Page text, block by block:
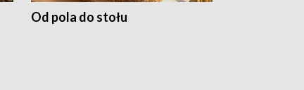
Od pola do stołu